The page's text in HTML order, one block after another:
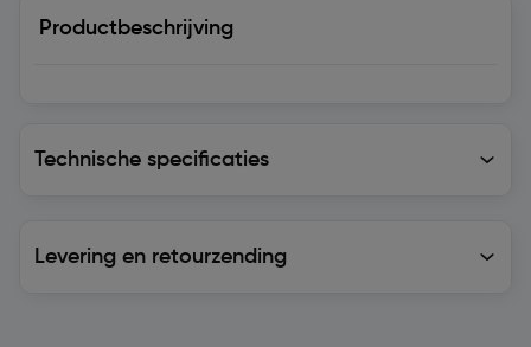
Productbeschrijving
Technische specificaties
Levering en retourzending